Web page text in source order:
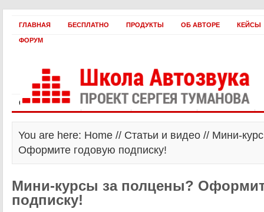
ГЛАВНАЯ БЕСПЛАТНО ПРОДУКТЫ ОБ АВТОРЕ КЕЙСЫ
ФОРУМ
Статьи и видео Интервью Как оплатить? Заработать!
You are here: Home // Статьи и видео // Мини-
Оформите годовую подписку!
Мини-курсы за полцены?
подписку!